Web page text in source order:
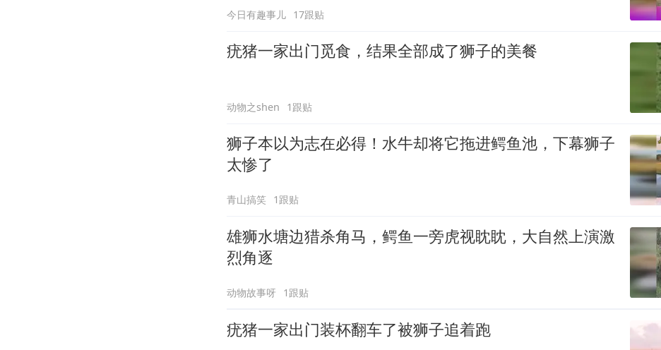
今日有趣事儿 17跟贴
疣猪一家出门觅食，结果全部成了狮子的美餐
动物之shen 1跟贴
狮子本以为志在必得！水牛却将它拖进鳄鱼池，下幕狮子
太惨了
青山搞笑 1跟贴
雄狮水塘边猎杀角马，鳄鱼一旁虎视眈眈，大自然上演激
烈角逐
动物故事呀 1跟贴
疣猪一家出门装杯翻车了被狮子追着跑